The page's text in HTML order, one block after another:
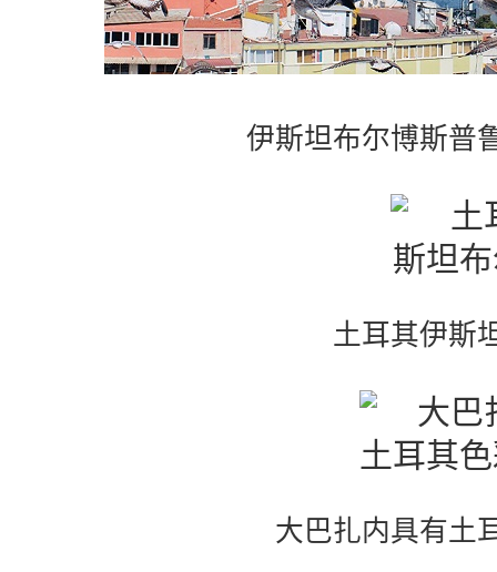
伊斯坦布尔博斯普
土耳其伊斯
大巴扎内具有土